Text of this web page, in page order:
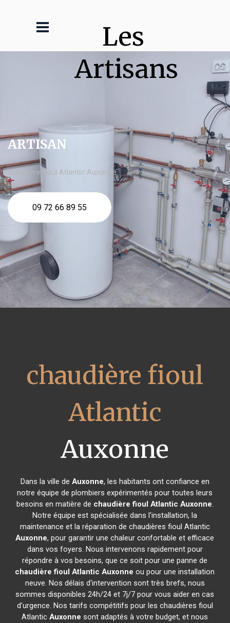
Les
Artisans
ARTISAN
chaudière fioul Atlantic Auxonne
09 72 66 89 55
chaudière fioul
Atlantic
Auxonne
Dans la ville de Auxonne, les habitants ont confiance en
notre équipe de plombiers expérimentés pour toutes leurs
besoins en matière de chaudière fioul Atlantic Auxonne.
Notre équipe est spécialisée dans l'installation, la
maintenance et la réparation de chaudières fioul Atlantic
Auxonne, pour garantir une chaleur confortable et efficace
dans vos foyers. Nous intervenons rapidement pour
répondre à vos besoins, que ce soit pour une panne de
chaudière fioul Atlantic Auxonne ou pour une installation
neuve. Nos délais d'intervention sont très brefs, nous
sommes disponibles 24h/24 et 7j/7 pour vous aider en cas
d'urgence. Nos tarifs compétitifs pour les chaudières fioul
AtlanticAuxonne sont adaptés à votre budget, et nous